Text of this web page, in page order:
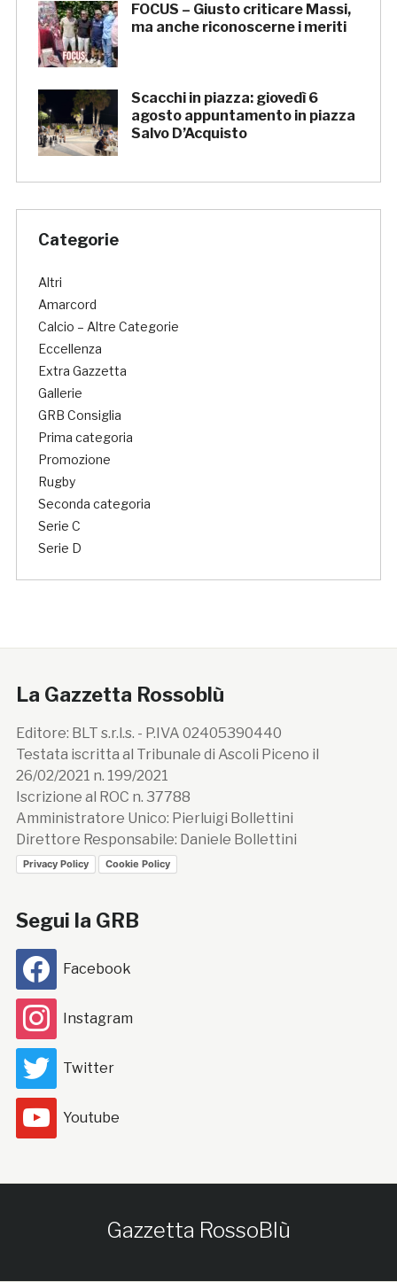
FOCUS – Giusto criticare Massi,
ma anche riconoscerne i meriti
Scacchi in piazza: giovedì 6
agosto appuntamento in piazza
Salvo D’Acquisto
Categorie
Altri
Amarcord
Calcio – Altre Categorie
Eccellenza
Extra Gazzetta
Gallerie
GRB Consiglia
Prima categoria
Promozione
Rugby
Seconda categoria
Serie C
Serie D
La Gazzetta Rossoblù
Editore: BLT s.r.l.s. - P.IVA 02405390440
Testata iscritta al Tribunale di Ascoli Piceno il
26/02/2021 n. 199/2021
Iscrizione al ROC n. 37788
Amministratore Unico: Pierluigi Bollettini
Direttore Responsabile: Daniele Bollettini
Privacy Policy Cookie Policy
Segui la GRB
Facebook
Instagram
Twitter
Youtube
Gazzetta RossoBlù